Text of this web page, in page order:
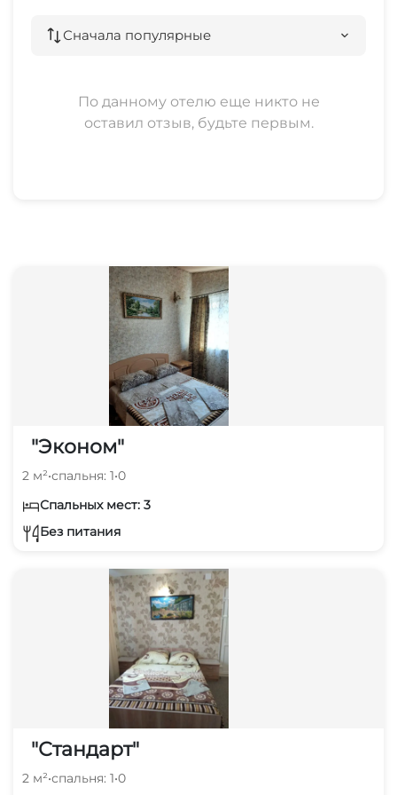
Сначала популярные
По данному отелю еще никто не
оставил отзыв, будьте первым.
"Эконом"
2 м²•спальня: 1•0
Спальных мест: 3
Без питания
"Стандарт"
2 м²•спальня: 1•0